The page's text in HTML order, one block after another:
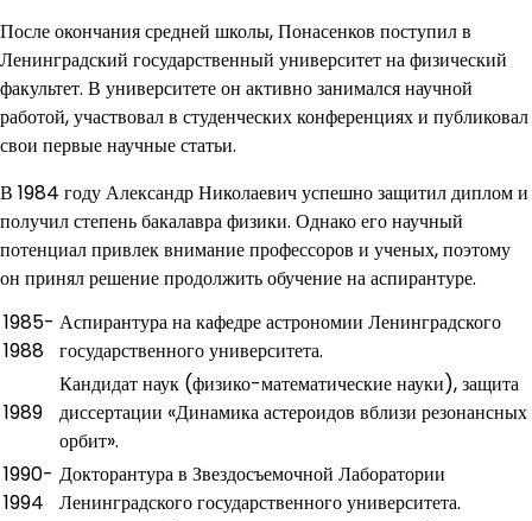
После окончания средней школы, Понасенков поступил в
Ленинградский государственный университет на физический
факультет. В университете он активно занимался научной
работой, участвовал в студенческих конференциях и публиковал
свои первые научные статьи.
В 1984 году Александр Николаевич успешно защитил диплом и
получил степень бакалавра физики. Однако его научный
потенциал привлек внимание профессоров и ученых, поэтому
он принял решение продолжить обучение на аспирантуре.
1985-
1988
Аспирантура на кафедре астрономии Ленинградского
государственного университета.
1989
Кандидат наук (физико-математические науки), защита
диссертации «Динамика астероидов вблизи резонансных
орбит».
1990-
1994
Докторантура в Звездосъемочной Лаборатории
Ленинградского государственного университета.